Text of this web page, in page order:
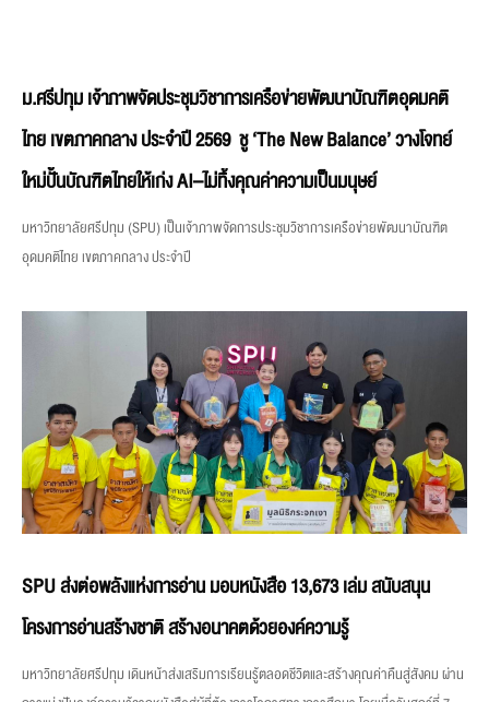
ม.ศรีปทุม เจ้าภาพจัดประชุมวิชาการเครือข่ายพัฒนาบัณฑิตอุดมคติ
ไทย เขตภาคกลาง ประจำปี 2569 ชู ‘The New Balance’ วางโจทย์
ใหม่ปั้นบัณฑิตไทยให้เก่ง AI–ไม่ทิ้งคุณค่าความเป็นมนุษย์
มหาวิทยาลัยศรีปทุม (SPU) เป็นเจ้าภาพจัดการประชุมวิชาการเครือข่ายพัฒนาบัณฑิต
อุดมคติไทย เขตภาคกลาง ประจำปี
SPU ส่งต่อพลังแห่งการอ่าน มอบหนังสือ 13,673 เล่ม สนับสนุน
โครงการอ่านสร้างชาติ สร้างอนาคตด้วยองค์ความรู้
มหาวิทยาลัยศรีปทุม เดินหน้าส่งเสริมการเรียนรู้ตลอดชีวิตและสร้างคุณค่าคืนสู่สังคม ผ่าน